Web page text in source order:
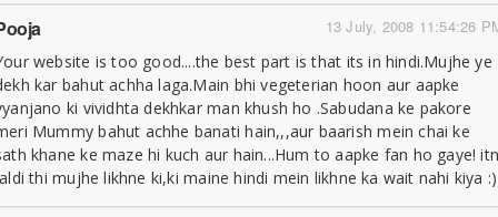
13 July, 2008 11:54:26
website is too good....the best part is that its in hindi.Mujhe ye
kar bahut achha laga.Main bhi vegeterian hoon aur aapke
ki vividhta dekhkar man khush ho .Sabudana ke pakore
Mummy bahut achhe banati hain,,,aur baarish mein chai ke
khane ke maze hi kuch aur hain...Hum to aapke fan ho gaye!
thi mujhe likhne ki,ki maine hindi mein likhne ka wait nahi kiya :)